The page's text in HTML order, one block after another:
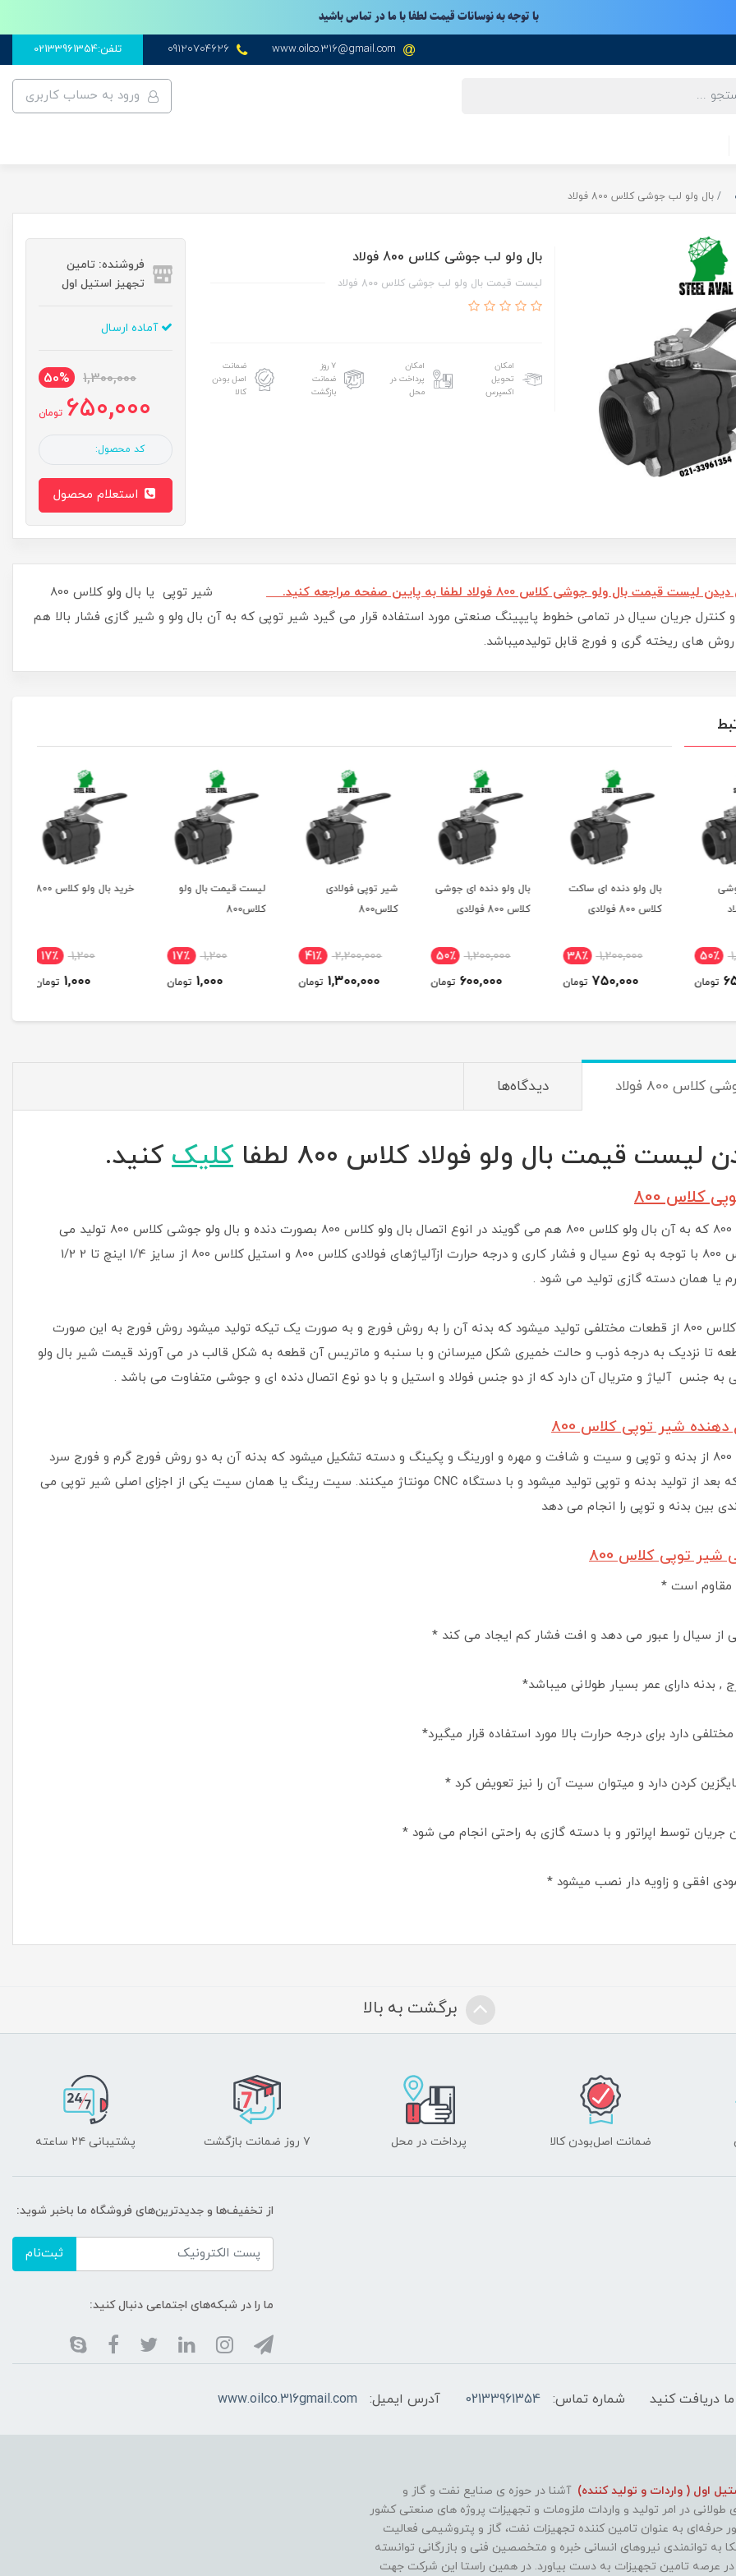
با توجه به نوسانات قیمت لطفا با ما در تماس باشید
www.oilco.316@gmail.com
09120704626 تلفن:02133961354
ورود به حساب کاربری
بال ولو لب جوشی کلاس 800 فولاد
بال ولو لب جوشی کلاس 800 فولاد
لیست قیمت بال ولو لب جوشی کلاس 800 فولاد
امکان
تحویل
اکسپرس
امکان
پرداخت در
محل
۷ روز
ضمانت
بازگشت
ضمانت
اصل بودن
کالا
فروشنده: تامین
تجهیز استیل اول
آماده ارسال
1,300,000
50%
650,000 تومان
کد محصول:
استعلام محصول
بال ولو جوشی کلاس 800 فولاد لطفا به پایین صفحه مراجعه کنید.
شیر توپی یا بال ولو کلاس 800
کنترل جریان سیال در تمامی خطوط پایپینگ صنعتی مورد استفاده قرار می گیرد شیر توپی که به آن بال ولو و شیر گازی فشار بالا هم
های ریخته گری و فورج قابل تولیدمیباشد.
50٪
تومان
بال ولو دنده ای ساکت
کلاس 800 فولادی
1,200,000 38٪
750,000 تومان
بال ولو دنده ای جوشی
کلاس 800 فولادی
1,200,000 50٪
600,000 تومان
شیر توپی فولادی
کلاس800
2,200,000 41٪
1,300,000 تومان
لیست قیمت بال ولو
کلاس800
1,200 17٪
1,000 تومان
خرید بال ولو کلاس 800
1,200 17٪
1,000 تومان
800 فولاد دیدگاه‌ها
لیست قیمت بال ولو فولاد کلاس 800 لطفا کلیککنید.
کلاس 800
شیر توپی کلاس 800 که به آن بال ولو کلاس 800 هم می گویند در انوع اتصال بال ولو کلاس 800 بصورت دنده و بال ولو جوشی کلاس 800 تولید می
شود بال ولو کلاس 800 با توجه به نوع سیال و فشار کاری و درجه حرارت ازآلیاژهای فولادی کلاس 800 و استیل کلاس 800 از سایز 1/4 اینچ تا 2 1/2
یا همان دسته گازی تولید می شود .
شیر توپی فورج کلاس 800 از قطعات مختلفی تولید میشود که بدنه آن را به روش فورج و به صورت یک تیکه تولید میشود روش فورج به این صورت
تا نزدیک به درجه ذوب و حالت خمیری شکل میرسانن و با سنبه و ماتریس آن قطعه به شکل قالب در می آورند قیمت شیر بال ولو
شیر توپی کلاس 800
شیر توپی کلاس 800 از بدنه و توپی و سیت و شافت و مهره و اورینگ و پکینگ و دسته تشکیل میشود که بدنه آن به دو روش فورج گرم و فورج سرد
تولید می شود که بعد از تولید بدنه و توپی تولید میشود و با دستگاه CNC مونتاژ میکنند. سیت رینگ یا همان سیت یکی از اجزای اصلی شیر توپی می
بین بدنه و توپی را انجام می دهد
توپی کلاس 800
مقاوم است *
از سیال را عبور می دهد و افت فشار کم ایجاد می کند *
, بدنه دارای عمر بسیار طولانی میباشد*
دارد برای درجه حرارت بالا مورد استفاده قرار میگیرد*
کردن دارد و میتوان سیت آن را نیز تعویض کرد *
توسط اپراتور و با دسته گازی به راحتی انجام می شود *
افقی و زاویه دار نصب میشود *
برگشت به بالا
ضمانت اصل‌بودن کالا پرداخت در محل ۷ روز ضمانت بازگشت پشتیبانی ۲۴ ساعته
از تخفیف‌ها و جدیدترین‌های فروشگاه ما باخبر شوید:
ثبت‌نام
ما را در شبکه‌های اجتماعی دنبال کنید:
دریافت کنید شماره تماس: 02133961354 آدرس ایمیل: www.oilco.316gmail.com
اول ( واردات و تولید کننده) آشنا در حوزه ی صنایع نفت و گاز و
در امر تولید و واردات ملزومات و تجهیزات پروژه های صنعتی کشور
حرفه‌ای به عنوان تامین کننده تجهیزات نفت، گاز و پتروشیمی فعالیت
به توانمندی نیروهای انسانی خبره و متخصصین فنی و بازرگانی توانسته
در عرصه تامین تجهیزات به دست بیاورد. در همین راستا این شرکت جهت